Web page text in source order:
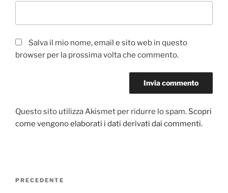
Salva il mio nome, email e sito web in questo
browser per la prossima volta che commento.
Questo sito utilizza Akismet per ridurre lo spam. Scopri
come vengono elaborati i dati derivati dai commenti.
Articolo
PRECEDENTE